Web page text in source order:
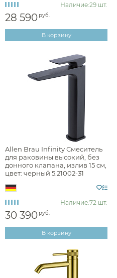
Наличие:29 шт.
28 590 руб.
В корзину
Allen Brau Infinity Смеситель
для раковины высокий, без
донного клапана, излив 15 см,
цвет: черный 5.21002-31
Наличие:72 шт.
30 390 руб.
В корзину